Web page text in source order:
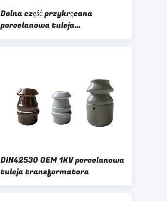
Dolna część przykręcana
porcelanowa tuleja
transformatora IEC 25kV
DIN42530 OEM 1KV porcelanowa
tuleja transformatora